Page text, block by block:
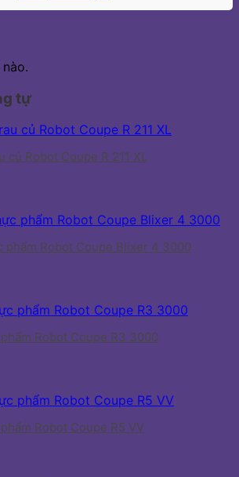
tự
củ Robot Coupe R 211 XL
phẩm Robot Coupe Blixer 4 3000
Robot Coupe R3 3000
Robot Coupe R5 VV